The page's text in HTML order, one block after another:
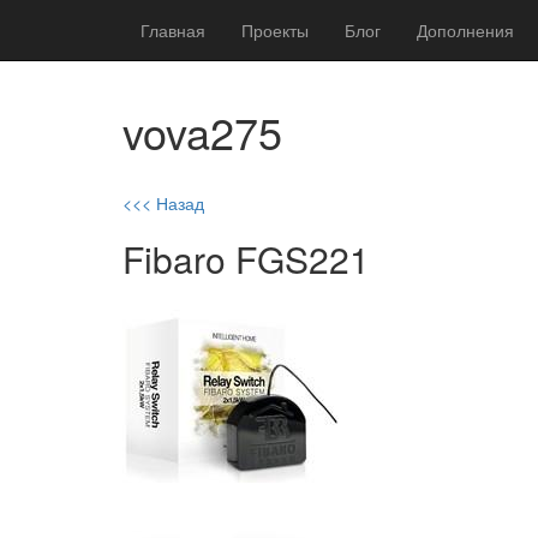
Главная Проекты Блог Дополнения
vova275
<<< Назад
Fibaro FGS221